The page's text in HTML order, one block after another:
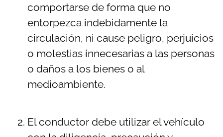
comportarse de forma que no
entorpezca indebidamente la
circulación, ni cause peligro, perjuicios
o molestias innecesarias a las personas
o daños a los bienes o al
medioambiente.
El conductor debe utilizar el vehículo